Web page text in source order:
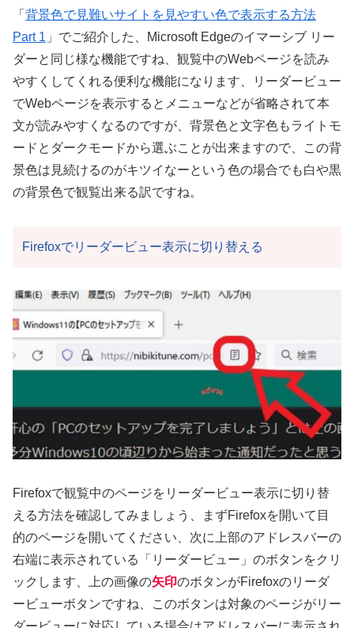
「 背景色で見難いサイトを見やすい色で表示する方法
Part 1 」でご紹介した、Microsoft Edgeのイマーシブ リー
ダーと同じ様な機能ですね、観覧中のWebページを読み
やすくしてくれる便利な機能になります、リーダービュー
でWebページを表示するとメニューなどが省略されて本
文が読みやすくなるのですが、背景色と文字色もライトモ
ードとダークモードから選ぶことが出来ますので、この背
景色は見続けるのがキツイなーという色の場合でも白や黒
の背景色で観覧出来る訳ですね。
Firefoxでリーダービュー表示に切り替える
Firefoxで観覧中のページをリーダービュー表示に切り替
える方法を確認してみましょう、まずFirefoxを開いて目
的のページを開いてください、次に上部のアドレスバーの
右端に表示されている「リーダービュー」のボタンをクリ
ックします、上の画像の矢印のボタンがFirefoxのリーダ
ービューボタンですね、このボタンは対象のページがリー